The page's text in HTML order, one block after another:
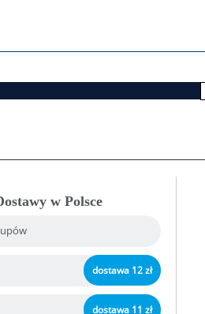
w Polsce
dostawa 12 zł
dostawa 11 zł